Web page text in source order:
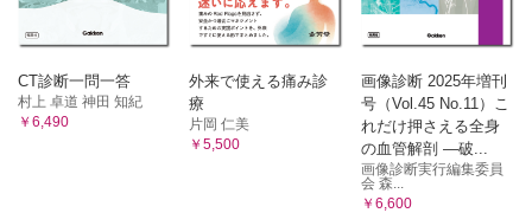
CT診断一問一答
村上 卓道 神田 知紀
￥6,490
外来で使える痛み診
療
片岡 仁美
￥5,500
画像診断 2025年増刊
号（Vol.45 No.11）こ
れだけ押さえる全身
の血管解剖 ―破...
画像診断実行編集委員
会 森...
￥6,600